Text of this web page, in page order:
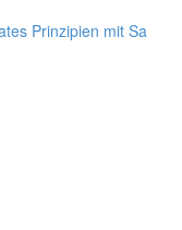
Prinzipien mit Sa